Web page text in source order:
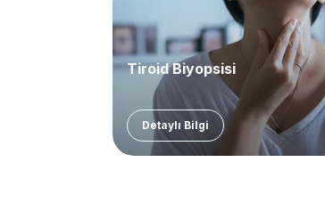
Tiroid Biyopsisi
Detaylı Bilgi